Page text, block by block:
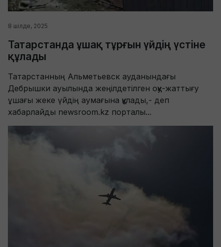
8 шілде, 2025
Татарстанда ұшақ тұрғын үйдің үстіне
құлады
Татарстанның Альметьевск ауданындағы
Дебрышки ауылында жеңілдетілген оқу-жаттығу
ұшағы жеке үйдің аумағына құлады,- деп
хабарлайды newsroom.kz порталы...